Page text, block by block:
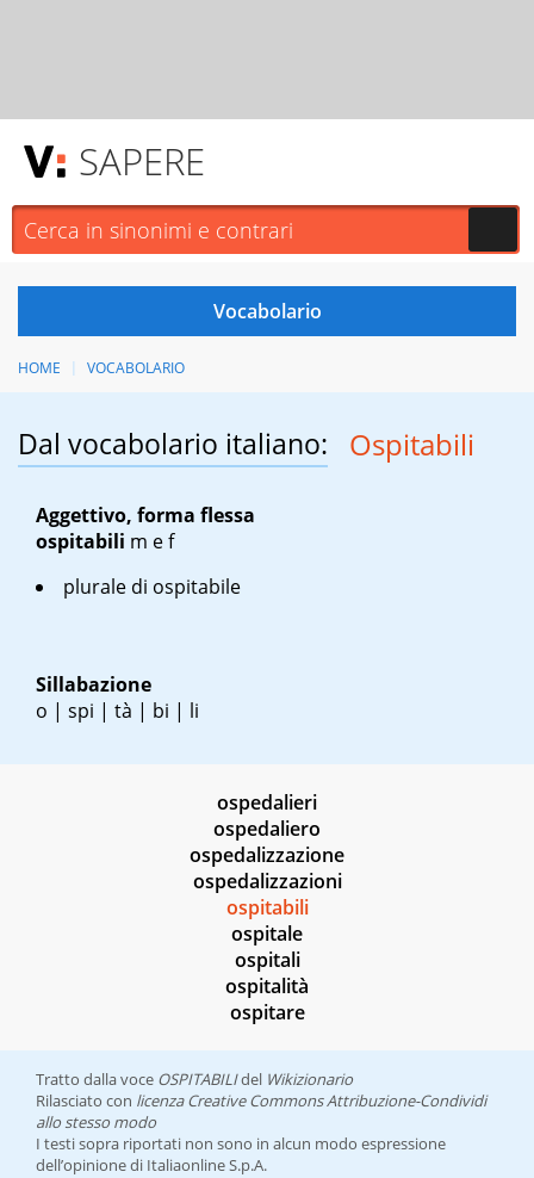
SAPERE
HOME VOCABOLARIO
Dal vocabolario italiano: Ospitabili
Aggettivo, forma flessa
ospitabili m ef
plurale di ospitabile
Sillabazione
o | spi | tà | bi | li
ospedalieri
ospedaliero
ospedalizzazione
ospedalizzazioni
ospitabili
ospitale
ospitali
ospitalità
ospitare
Tratto dalla voce OSPITABILIdel Wikizionario
Rilasciato con licenza Creative Commons Attribuzione-Condividi
allo stesso modo
I testi sopra riportati non sono in alcun modo espressione
dell’opinione di Italiaonline S.p.A.